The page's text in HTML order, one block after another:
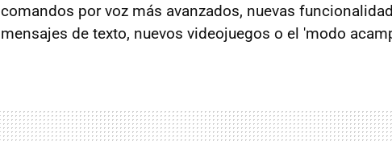
comandos por voz más avanzados, nuevas
mensajes de texto, nuevos videojuegos o el 'modo